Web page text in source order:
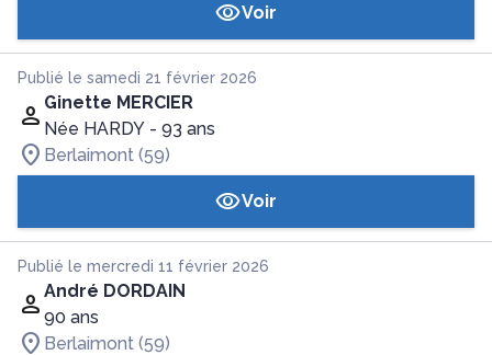
Voir
Publié le samedi 21 février 2026
Ginette MERCIER
Née HARDY - 93 ans
Berlaimont (59)
Voir
Publié le mercredi 11 février 2026
André DORDAIN
90 ans
Berlaimont (59)